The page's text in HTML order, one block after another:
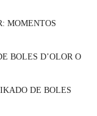
MOMENTOS
BOLES D’OLOR O
DE BOLES